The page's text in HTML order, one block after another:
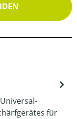
für